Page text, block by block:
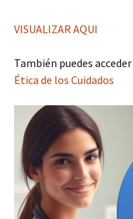
VISUALIZAR AQUI
También puedes
Ética de los Cuidados